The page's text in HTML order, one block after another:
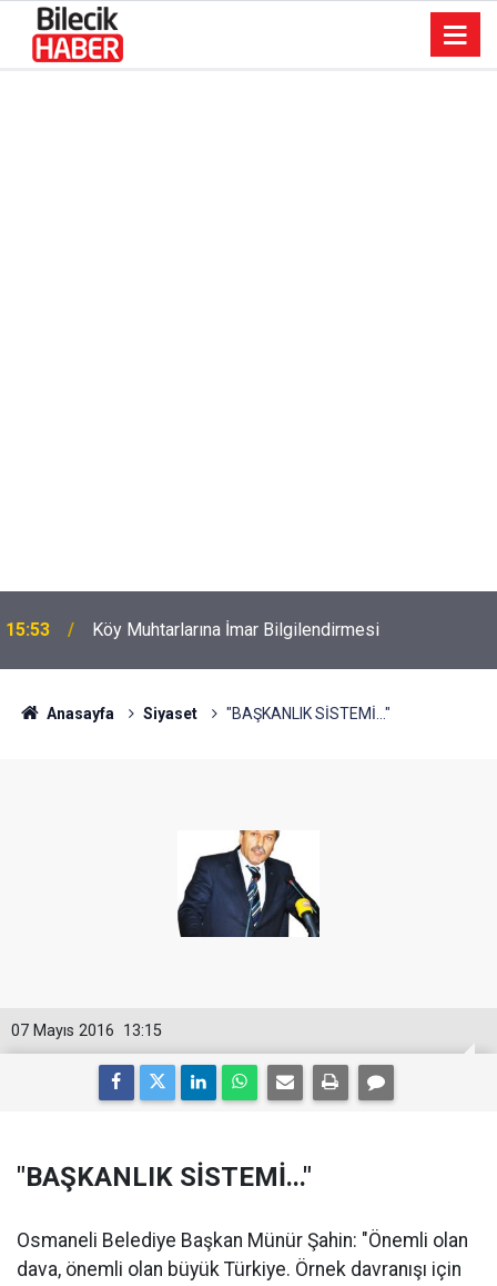
15:53 Köy Muhtarlarına İmar Bilgilendirmesi
Anasayfa Siyaset "BAŞKANLIK SİSTEMİ..."
13:15
07 Mayıs 2016
"BAŞKANLIK SİSTEMİ..."
Osmaneli Belediye Başkan Münür Şahin: "Önemli olan
dava, önemli olan büyük Türkiye. Örnek davranışı için